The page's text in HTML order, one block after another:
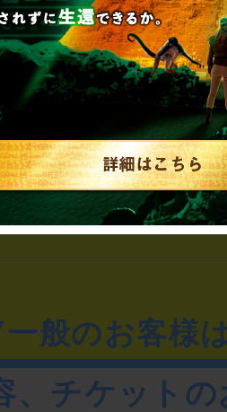
・コラボレ
のご質問や
せください
問い合わせ
般のお客様
、チケット